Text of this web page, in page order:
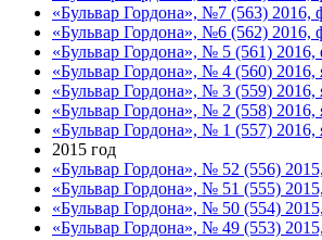
«Бульвар Гордона», №7 (563) 2016,
«Бульвар Гордона», №6 (562) 2016,
«Бульвар Гордона», № 5 (561) 2016,
«Бульвар Гордона», № 4 (560) 2016,
«Бульвар Гордона», № 3 (559) 2016,
«Бульвар Гордона», № 2 (558) 2016,
«Бульвар Гордона», № 1 (557) 2016,
2015 год
«Бульвар Гордона», № 52 (556)
«Бульвар Гордона», № 51 (555)
«Бульвар Гордона», № 50 (554)
«Бульвар Гордона», № 49 (553)